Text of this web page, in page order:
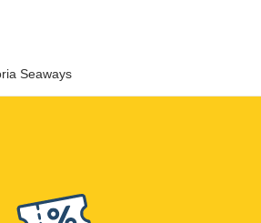
Seaways